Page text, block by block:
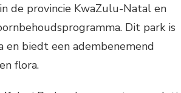
de provincie KwaZulu-Natal en
Dit park is
en biedt een adembenemend
flora.